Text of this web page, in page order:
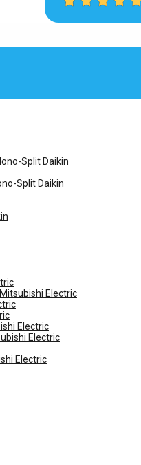
Split Daikin
Split Daikin
Electric
Electric
Electric
Electric